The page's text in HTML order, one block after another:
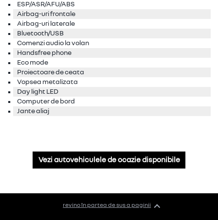
ESP/ASR/AFU/ABS
Airbag-uri frontale
Airbag-uri laterale
Bluetooth/USB
Comenzi audio la volan
Handsfree phone
Eco mode
Proiectoare de ceata
Vopsea metalizata
Day light LED
Computer de bord
Jante aliaj
Vezi autovehiculele de ocazie disponibile
revino în partea de sus a paginii